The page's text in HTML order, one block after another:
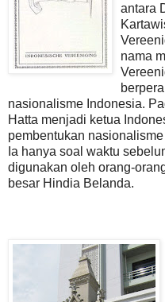
antara
nama
nasionalisme Indonesia.
Hatta menjadi ketua
pembentukan
Ia hanya soal waktu
digunakan oleh orang-
besar Hindia Belanda.